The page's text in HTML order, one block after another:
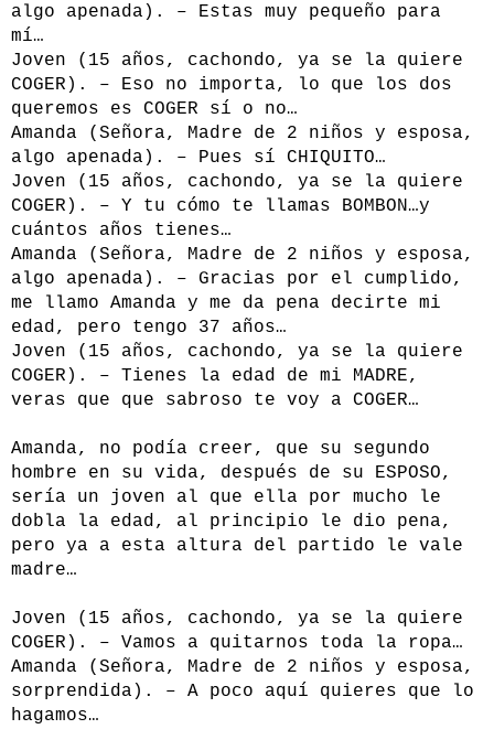
algo apenada). – Estas muy pequeño para
mí…
Joven (15 años, cachondo, ya se la quiere
COGER). – Eso no importa, lo que los dos
queremos es COGER sí o no…
Amanda (Señora, Madre de 2 niños y esposa,
algo apenada). – Pues sí CHIQUITO…
Joven (15 años, cachondo, ya se la quiere
COGER). – Y tu cómo te llamas BOMBON…y
cuántos años tienes…
Amanda (Señora, Madre de 2 niños y esposa,
algo apenada). – Gracias por el cumplido,
me llamo Amanda y me da pena decirte mi
edad, pero tengo 37 años…
Joven (15 años, cachondo, ya se la quiere
COGER). – Tienes la edad de mi MADRE,
veras que que sabroso te voy a COGER…
Amanda, no podía creer, que su segundo
hombre en su vida, después de su ESPOSO,
sería un joven al que ella por mucho le
dobla la edad, al principio le dio pena,
pero ya a esta altura del partido le vale
madre…
Joven (15 años, cachondo, ya se la quiere
COGER). – Vamos a quitarnos toda la ropa…
Amanda (Señora, Madre de 2 niños y esposa,
sorprendida). – A poco aquí quieres que lo
hagamos…